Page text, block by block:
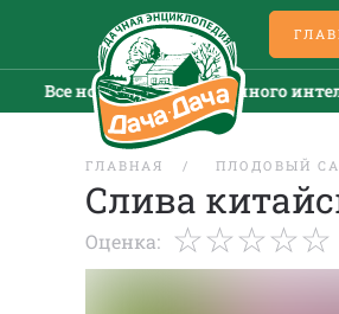
Все новости искусственного
ГЛАВНАЯ ПЛОДОВЫЙ
Слива
Оценка: